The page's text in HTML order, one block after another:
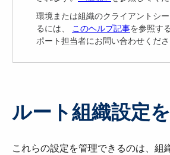
環境または組織のクライアントシ
るには、 このヘルプ記事を参照す
ポート担当者にお問い合わせくださ
ルート組織設定
これらの設定を管理できるのは、組